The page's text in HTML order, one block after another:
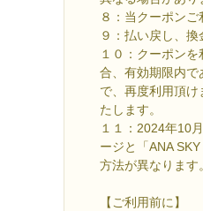
８：当クーポンご
９：払い戻し、換
１０：クーポン
合、有効期限内で
で、再度利用頂
たします。
１１：2024年10
ージと「ANA
方法が異なります。
【ご利用前に】